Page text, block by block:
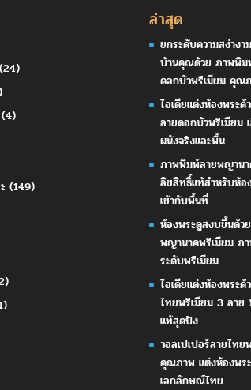
(24)
(4)
(149)
ล่าสุด
ยกระดับความสง่างา
บ้านคุณด้วย ภาพพิม
ดอกบัวพรีเมียม คุณ
ไอเดียแต่งห้องพระด้
ลายดอกบัวพรีเมียม
ผนังจริงและพื้น
ภาพพิมพ์ลายพญานา
ลิขสิทธิ์แท้สำหรับห้อ
เข้ากับพื้นที่
ห้องพระดูสงบขึ้นด้ว
พญานาคพรีเมียม ภ
ระดับพรีเมียม
ไอเดียแต่งห้องพระ
ไทยพรีเมียม 3 ลา
แท้สุดปัง
วอลเปเปอร์ลายไทย
คุณภาพ แต่งห้องพร
เอกลักษณ์ไทย